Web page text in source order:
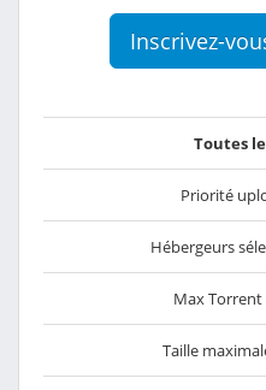
Inscrivez-
Toutes
Priorité
Hébergeurs
Max Torrent
Taille